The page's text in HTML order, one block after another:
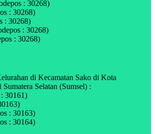
: 30268)
: 30268)
: 30268)
: 30268)
: 30268)
di Kecamatan Sako di Kota
Selatan (Sumsel) :
30161)
: 30163)
: 30164)